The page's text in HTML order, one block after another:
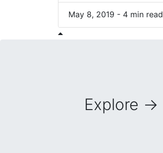
May 8, 2019 - 4 min read
Explore →